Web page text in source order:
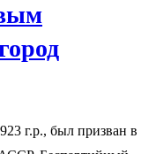
г.р., был призван в